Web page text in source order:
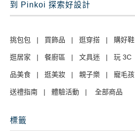
到 Pinkoi 探索好設計
挑包包 | 買飾品 | 逛穿搭 | 購好鞋
逛居家 | 餐廚區 | 文具迷 | 玩 3C
品美食 | 逛美妝 | 親子樂 | 寵毛孩
送禮指南 | 體驗活動 | 全部商品
標籤